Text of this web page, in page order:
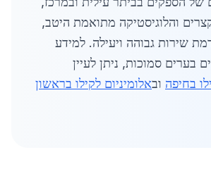
והלוגיסטיקה מתואמת היטב,
שירות גבוהה ויעילה. למידע
בערים סמוכות, ניתן לעיין
בחיפה ובאלומיניום לקילו בראשון